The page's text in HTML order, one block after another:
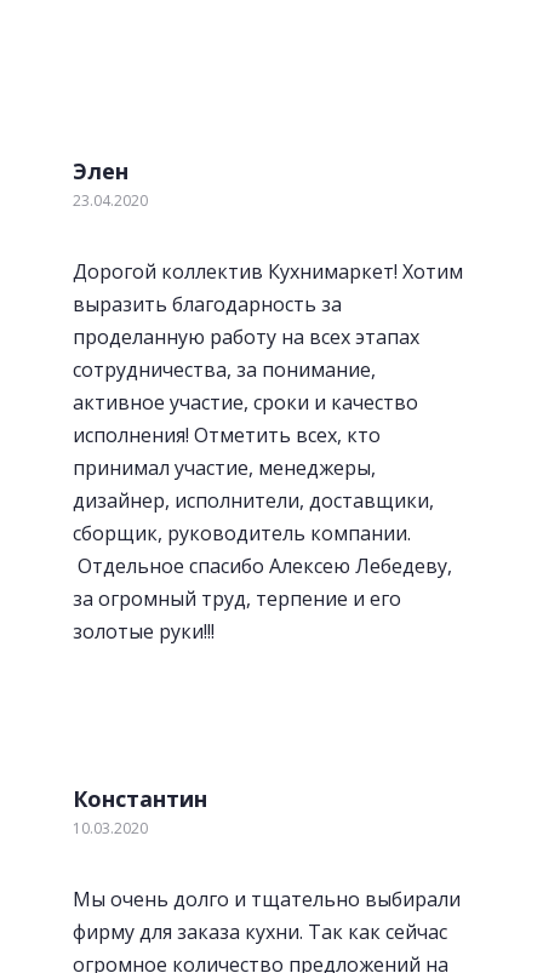
Посудосушители
Элен
23.04.2020
Дорогой коллектив Кухнимаркет! Хотим
выразить благодарность за
проделанную работу на всех этапах
сотрудничества, за понимание,
активное участие, сроки и качество
исполнения! Отметить всех, кто
принимал участие, менеджеры,
дизайнер, исполнители, доставщики,
сборщик, руководитель компании.
Отдельное спасибо Алексею Лебедеву,
за огромный труд, терпение и его
золотые руки!!!
Константин
10.03.2020
Мы очень долго и тщательно выбирали
фирму для заказа кухни. Так как сейчас
огромное количество предложений на